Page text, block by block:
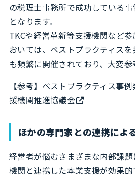
の税理士事務所で成功している
となります。
TKCや経営革新等支援機関など
おいては、ベストプラクティス
も頻繁に開催されており、大変参
【参考】 ベストプラクティス事
援機関推進協議会
ほかの専門家との連携によ
経営者が悩むさまざまな内部課
機関と連携した本業支援が効果的